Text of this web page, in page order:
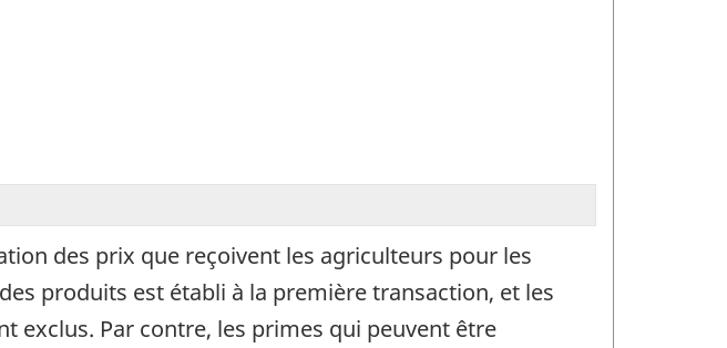
des prix que reçoivent les agriculteurs pour les
produits est établi à la première transaction, et les
exclus. Par contre, les primes qui peuvent être